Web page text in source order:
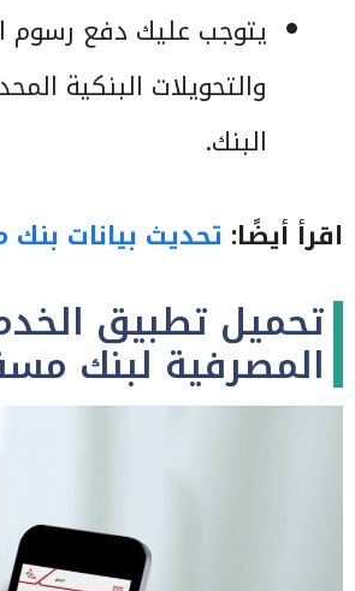
يتوجب عليك دفع رسوم
والتحويلات البنكية
البنك.
اقرأ أيضًا: تحديث بيانات
تحميل تطبيق
المصرفية لبنك